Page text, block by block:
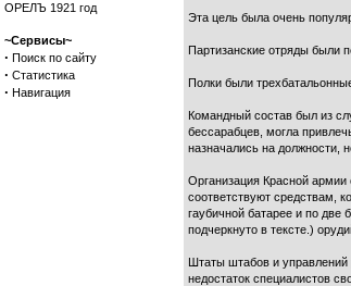
ОРЕЛЪ 1921 год
~Сервисы~
· Поиск по сайту
· Статистика
· Навигация
Эта цель была очень
Партизанские отряды были
Полки были
Командный состав был из
бессарабцев, могла
назначались на должности,
Организация Красной
соответствуют средствам,
гаубичной батарее и по две
подчеркнуто в тексте.)
Штаты штабов и управлений
недостаток специалистов